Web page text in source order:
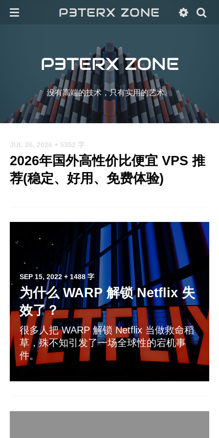
P3TERX ZONE
P3TERX ZONE
没有高端的技术，只有实用的艺术。
JUL 26, 2026 + 5352 字
2026年国外高性价比便宜 VPS 推
荐(稳定、好用、免费体验)
SEP 15, 2022 + 1488 字
为什么 WARP 解锁 Netflix 失
效了？
很多人把 WARP 解锁 Netflix 当做救命稻
草，殊不知引发了一场全球性的宕机事
件。